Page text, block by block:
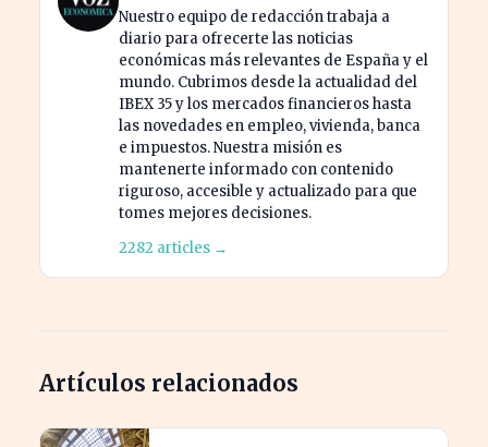
Nuestro equipo de redacción trabaja a
diario para ofrecerte las noticias
económicas más relevantes de España y el
mundo. Cubrimos desde la actualidad del
IBEX 35 y los mercados financieros hasta
las novedades en empleo, vivienda, banca
e impuestos. Nuestra misión es
mantenerte informado con contenido
riguroso, accesible y actualizado para que
tomes mejores decisiones.
2282 articles →
Artículos relacionados